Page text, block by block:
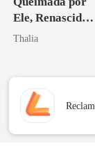
Ele, Renascida
como Estrela
Thalia